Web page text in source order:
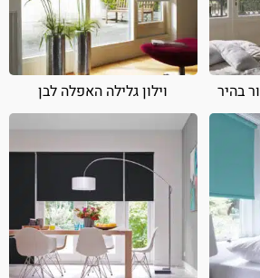
בהיר וילון גלילה האפלה לבן